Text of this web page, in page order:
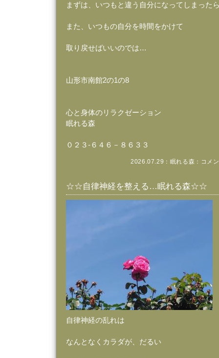
まずは、いつもと違う自分になってしまった
また、いつもの自分を時間をかけて
取り戻せばいいのでは…
山形市南館2の1の8
心と身体のリラクゼーション
眠れる森
０２３‐６４６－８６３３
2026.07.29： 眠れる森 ： コメ
☆☆自律神経を整える…眠れる森☆☆
自律神経の乱れは
なんとなくカラダが、だるい